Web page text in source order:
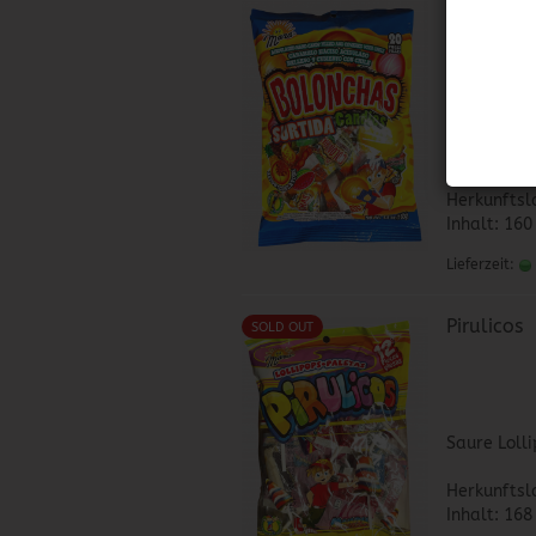
Inhalt: 160
Lieferzeit:
SOLD OUT Pirulicos
Saure
Inhalt: 168